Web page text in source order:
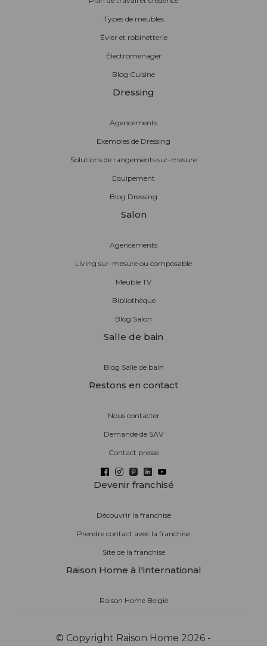
Types de meubles
Évier et robinetterie
Électroménager
Blog Cuisine
Dressing
Agencements
Exemples de Dressing
Solutions de rangements sur-mesure
Équipement
Blog Dressing
Salon
Agencements
Living sur-mesure ou composable
Meuble TV
Bibliothèque
Blog Salon
Salle de bain
Blog Salle de bain
Restons en contact
Nous contacter
Demande de SAV
Contact presse
Devenir franchisé
Découvrir la franchise
Prendre contact avec la franchise
Site de la franchise
Raison Home à l'international
Raison Home België
© Copyright Raison Home 2026 -